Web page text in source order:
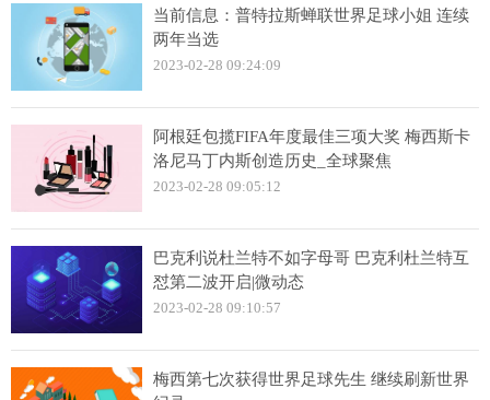
当前信息：普特拉斯蝉联世界足球小姐 连续
两年当选
2023-02-28 09:24:09
阿根廷包揽FIFA年度最佳三项大奖 梅西斯卡
洛尼马丁内斯创造历史_全球聚焦
2023-02-28 09:05:12
巴克利说杜兰特不如字母哥 巴克利杜兰特互
怼第二波开启|微动态
2023-02-28 09:10:57
梅西第七次获得世界足球先生 继续刷新世界